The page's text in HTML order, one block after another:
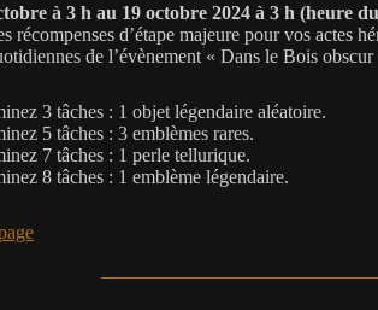
à 3 h au 19 octobre 2024 à 3 h (heure
récompenses d’étape majeure pour vos actes
de l’évènement « Dans le Bois obscur
3 tâches : 1 objet légendaire aléatoire.
5 tâches : 3 emblèmes rares.
7 tâches : 1 perle tellurique.
8 tâches : 1 emblème légendaire.